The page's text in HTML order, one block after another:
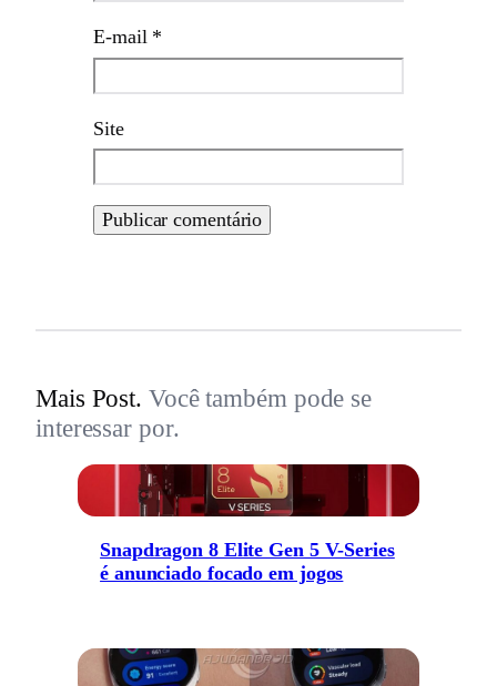
E-mail *
Site
Mais Post. Você também pode se
interessar por.
Snapdragon 8 Elite Gen 5 V-Series
é anunciado focado em jogos